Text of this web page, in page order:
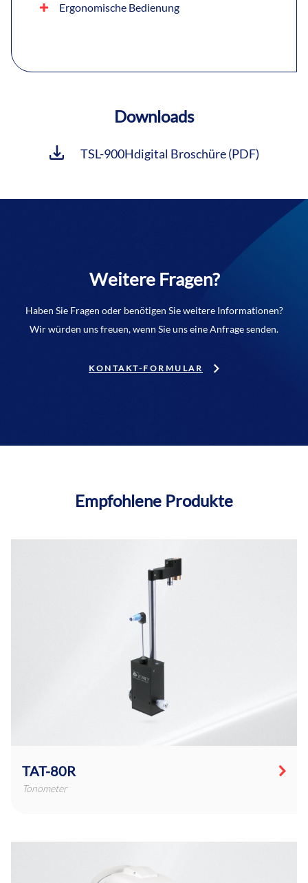
Ergonomische Bedienung
Downloads
TSL-900Hdigital Broschüre (PDF)
Weitere Fragen?
Haben Sie Fragen oder benötigen Sie weitere Informationen?
Wir würden uns freuen, wenn Sie uns eine Anfrage senden.
KONTAKT-FORMULAR
Empfohlene Produkte
TAT-80R
Tonometer